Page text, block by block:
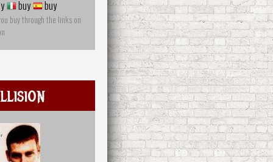
buy buy
buy through the links on